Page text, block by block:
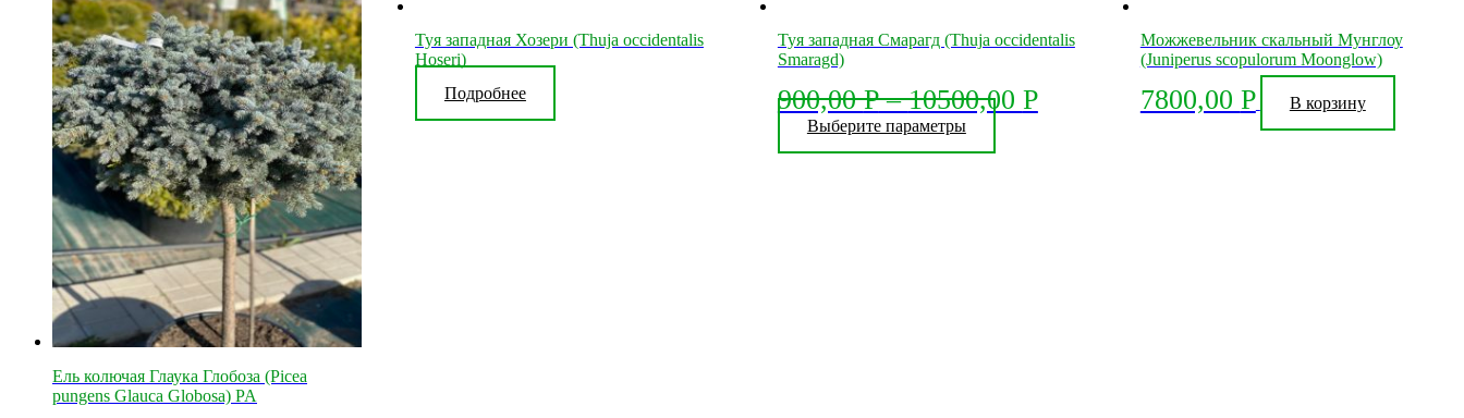
Ель колючая Глаука Глобоза (Picea
pungens Glauca Globosa) PA
Туя западная Хозери (Thuja occidentalis
Hoseri)
Подробнее
Туя западная Смарагд (Thuja occidentalis
Smaragd)
900,00Р–10500,00 Р
Выберите параметры
Можжевельник скальный Мунглоу
(Juniperus scopulorum Moonglow)
7800,00 Р В корзину